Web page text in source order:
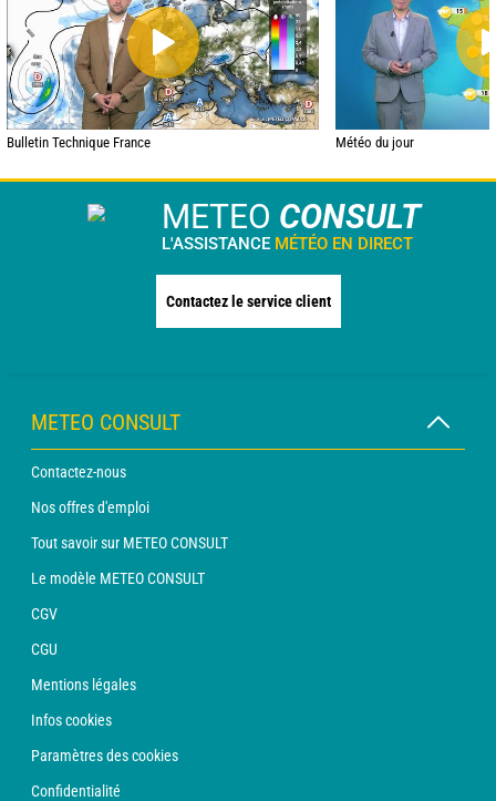
Bulletin Technique France Météo du jour
METEO CONSULT
L'ASSISTANCE MÉTÉO EN DIRECT
Contactez le service client
METEO CONSULT
Contactez-nous
Nos offres d'emploi
Tout savoir sur METEO CONSULT
Le modèle METEO CONSULT
CGV
CGU
Mentions légales
Infos cookies
Paramètres des cookies
Confidentialité